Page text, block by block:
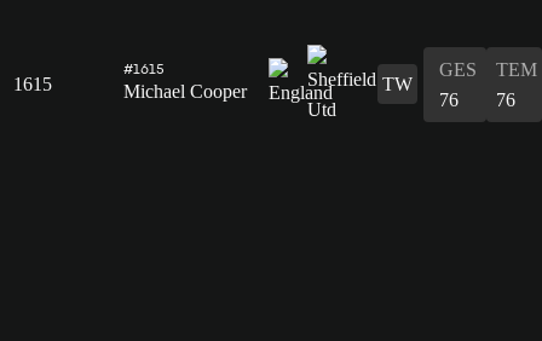
1615
#1615
Michael Cooper TW
GES
76
TEM
76